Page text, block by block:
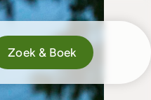
Zoek & Boek